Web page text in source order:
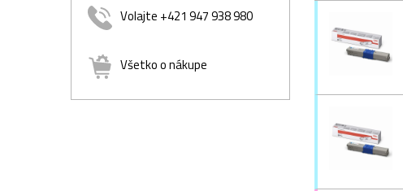
Volajte +421 947 938 980
Všetko o nákupe